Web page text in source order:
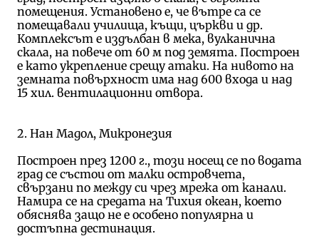
помещения. Установено е, че вътре са се
помещавали училища, къщи, църкви и др.
Комплексът е издълбан в мека, вулканична
скала, на повече от 60 м под земята. Построен
е като укрепление срещу атаки. На нивото на
земната повърхност има над 600 входа и над
15 хил. вентилационни отвора.
2. Нан Мадол, Микронезия
Построен през 1200 г., този носещ се по водата
град се състои от малки островчета,
свързани по между си чрез мрежа от канали.
Намира се на средата на Тихия океан, което
обяснява защо не е особено популярна и
достъпна дестинация.